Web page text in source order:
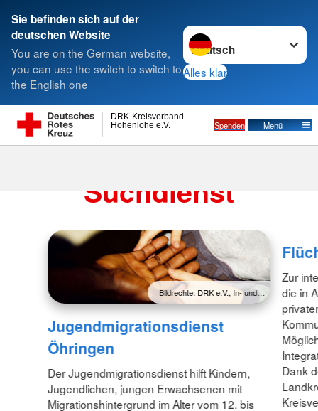
Sie befinden sich auf der
deutschen Website
You are on the German website,
you can use the switch to switch to
the English one
Sprache wechseln zu
Alles klar
Hohenlohe e.V.
DRK-Kreisverband
Spenden Menü
Suche
Suchdienst
Bildrechte: DRK e.V., In- und…
Jugendmigrationsdienst
Öhringen
Der Jugendmigrationsdienst hilft Kindern,
Jugendlichen, jungen Erwachsenen mit
Migrationshintergrund im Alter vom 12. bis
Zur
die in
Dank